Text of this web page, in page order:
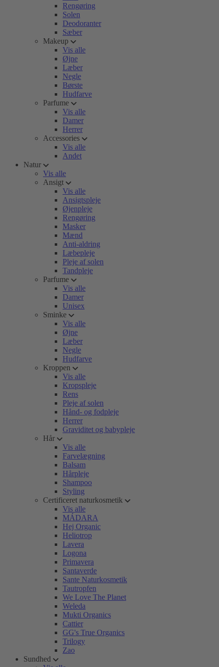
Rengøring
Solen
Deodoranter
Sæber
Makeup
Vis alle
Øjne
Læber
Negle
Børste
Hudfarve
Parfume
Vis alle
Damer
Herrer
Accessories
Vis alle
Andet
Natur
Vis alle
Ansigt
Vis alle
Ansigtspleje
Øjenpleje
Rengøring
Masker
Mænd
Anti-aldring
Læbepleje
Pleje af solen
Tandpleje
Parfume
Vis alle
Damer
Unisex
Sminke
Vis alle
Øjne
Læber
Negle
Hudfarve
Kroppen
Vis alle
Kropspleje
Rens
Pleje af solen
Hånd- og fodpleje
Herrer
Graviditet og babypleje
Hår
Vis alle
Farvelægning
Balsam
Hårpleje
Shampoo
Styling
Certificeret naturkosmetik
Vis alle
MÁDARA
Hej Organic
Heliotrop
Lavera
Logona
Primavera
Santaverde
Sante Naturkosmetik
Tautropfen
We Love The Planet
Weleda
Mukti Organics
Cattier
GG's True Organics
Trilogy
Zao
Sundhed